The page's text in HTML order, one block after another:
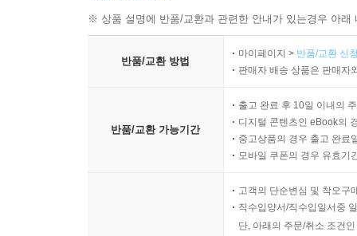
※ 상품 설명에 반품/교환과 관련한 안내가 있는경우 아
반품/교환 방법
마이페이지 > 반품/교환 신
판매자 배송 상품은 판매자
반품/교환 가능기간
출고 완료 후 10일 이내의
디지털 콘텐츠인 eBook의
중고상품의 경우 출고 완료
모바일 쿠폰의 경우 유효기
고객의 단순변심 및 착오구
직수입양서/직수입일서중
단, 아래의 주문/취소 조건